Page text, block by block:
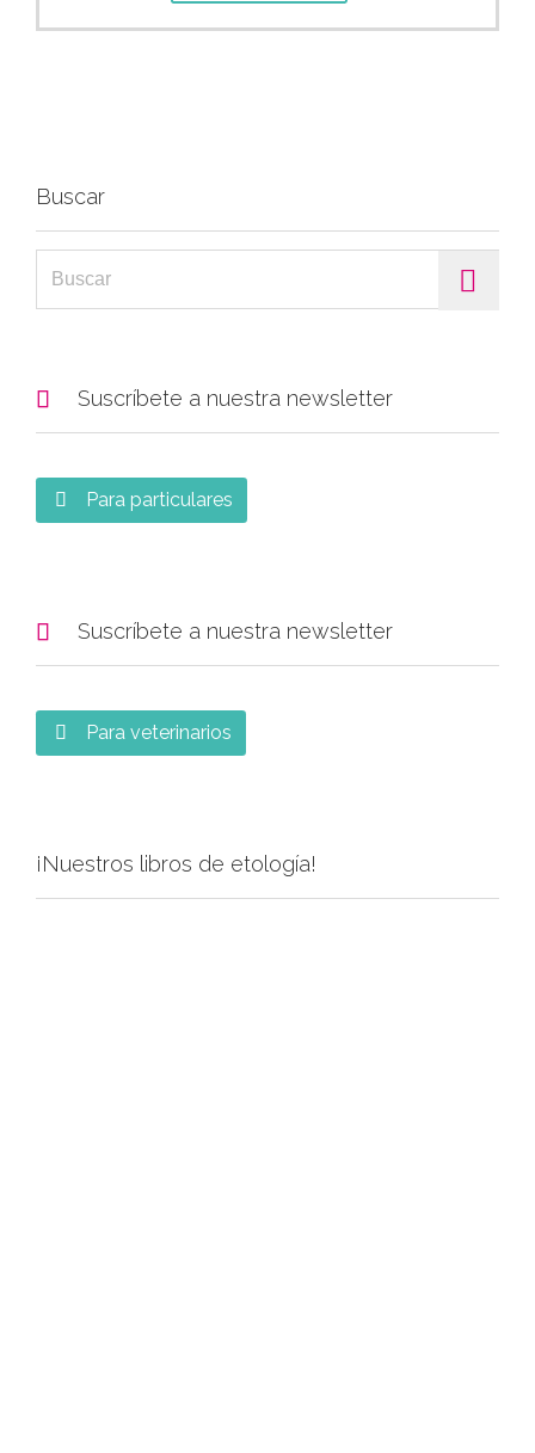
Buscar
 Suscríbete a nuestra newsletter
 Para particulares
 Suscríbete a nuestra newsletter
 Para veterinarios
¡Nuestros libros de etología!